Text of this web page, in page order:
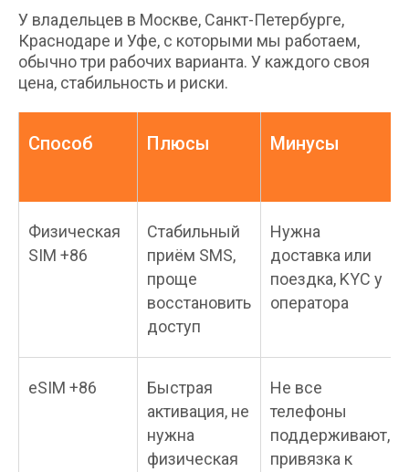
У владельцев в Москве, Санкт-Петербурге,
Краснодаре и Уфе, с которыми мы работаем,
обычно три рабочих варианта. У каждого своя
цена, стабильность и риски.
Способ Плюсы Минусы
Физическая
SIM +86
Стабильный
приём SMS,
проще
восстановить
доступ
Нужна
доставка или
поездка, KYC у
оператора
eSIM +86
Быстрая
активация, не
нужна
физическая
Не все
телефоны
поддерживают,
привязка к